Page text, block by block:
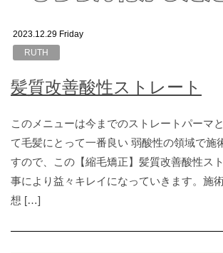
2023.12.29 Friday
RUTH
髪質改善酸性ストレート
このメニューは今までのストレートパーマ
て毛髪にとって一番良い 弱酸性の領域で施
すので、この【縮毛矯正】髪質改善酸性ス
事により益々キレイになっていきます。施
想 […]